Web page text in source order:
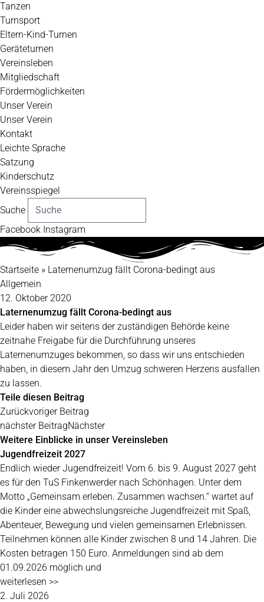
Tanzen
Turnsport
Eltern-Kind-Turnen
Geräteturnen
Vereinsleben
Mitgliedschaft
Fördermöglichkeiten
Unser Verein
Unser Verein
Kontakt
Leichte Sprache
Satzung
Kinderschutz
Vereinsspiegel
Suche
Facebook Instagram
Startseite » Laternenumzug fällt Corona-bedingt aus
Allgemein
12. Oktober 2020
Laternenumzug fällt Corona-bedingt aus
Leider haben wir seitens der zuständigen Behörde keine
zeitnahe Freigabe für die Durchführung unseres
Laternenumzuges bekommen, so dass wir uns entschieden
haben, in diesem Jahr den Umzug schweren Herzens ausfallen
zu lassen.
Teile diesen Beitrag
Zurückvoriger Beitrag
nächster BeitragNächster
Weitere Einblicke in unser Vereinsleben
Jugendfreizeit 2027
Endlich wieder Jugendfreizeit! Vom 6. bis 9. August 2027 geht
es für den TuS Finkenwerder nach Schönhagen. Unter dem
Motto „Gemeinsam erleben. Zusammen wachsen.“ wartet auf
die Kinder eine abwechslungsreiche Jugendfreizeit mit Spaß,
Abenteuer, Bewegung und vielen gemeinsamen Erlebnissen.
Teilnehmen können alle Kinder zwischen 8 und 14 Jahren. Die
Kosten betragen 150 Euro. Anmeldungen sind ab dem
01.09.2026 möglich und
weiterlesen >>
2. Juli 2026